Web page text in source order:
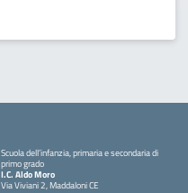
Scuola dell’infanzia, primaria e secondaria di
primo grado
I.C. Aldo Moro
Via Viviani 2, Maddaloni CE